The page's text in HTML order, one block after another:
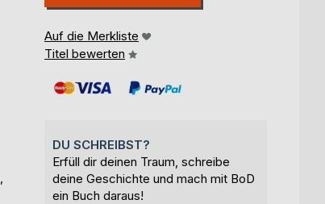
Auf die Merkliste
Titel bewerten
DU SCHREIBST?
Erfüll dir deinen Traum, schreibe
deine Geschichte und mach mit BoD
ein Buch daraus!